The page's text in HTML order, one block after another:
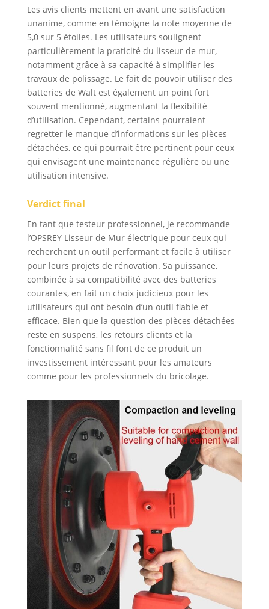
des murs intérieurs et
extérieurs, des
adhésifs, des résidus
de sol et du plâtre en
vrac, idéale pour un
usage commercial et
domestique.
Les avis clients mettent en avant une satisfaction
unanime, comme en témoigne la note moyenne de
5,0 sur 5 étoiles. Les utilisateurs soulignent
particulièrement la praticité du lisseur de mur,
notamment grâce à sa capacité à simplifier les
travaux de polissage. Le fait de pouvoir utiliser des
batteries de Walt est également un point fort
souvent mentionné, augmentant la flexibilité
d’utilisation. Cependant, certains pourraient
regretter le manque d’informations sur les pièces
détachées, ce qui pourrait être pertinent pour ceux
qui envisagent une maintenance régulière ou une
utilisation intensive.
Verdict final
En tant que testeur professionnel, je recommande
l’OPSREY Lisseur de Mur électrique pour ceux qui
recherchent un outil performant et facile à utiliser
pour leurs projets de rénovation. Sa puissance,
combinée à sa compatibilité avec des batteries
courantes, en fait un choix judicieux pour les
utilisateurs qui ont besoin d’un outil fiable et
efficace. Bien que la question des pièces détachées
reste en suspens, les retours clients et la
fonctionnalité sans fil font de ce produit un
investissement intéressant pour les amateurs
comme pour les professionnels du bricolage.